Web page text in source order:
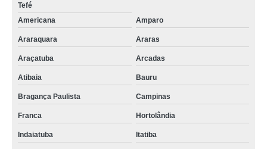
Tefé
Americana
Amparo
Araraquara Araras
Araçatuba Arcadas
Atibaia Bauru
Bragança Paulista Campinas
Franca Hortolândia
Indaiatuba Itatiba